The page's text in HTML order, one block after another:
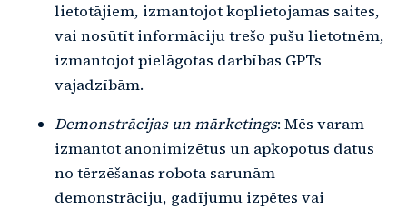
lietotājiem, izmantojot koplietojamas saites,
vai nosūtīt informāciju trešo pušu lietotnēm,
izmantojot pielāgotas darbības GPTs
vajadzībām.
Demonstrācijas un mārketings: Mēs varam
izmantot anonimizētus un apkopotus datus
no tērzēšanas robota sarunām
demonstrāciju, gadījumu izpētes vai